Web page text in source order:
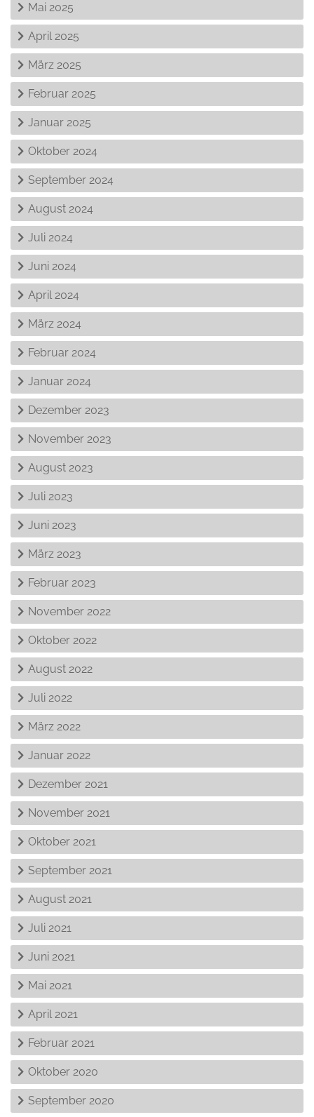
Mai 2025
April 2025
März 2025
Februar 2025
Januar 2025
Oktober 2024
September 2024
August 2024
Juli 2024
Juni 2024
April 2024
März 2024
Februar 2024
Januar 2024
Dezember 2023
November 2023
August 2023
Juli 2023
Juni 2023
März 2023
Februar 2023
November 2022
Oktober 2022
August 2022
Juli 2022
März 2022
Januar 2022
Dezember 2021
November 2021
Oktober 2021
September 2021
August 2021
Juli 2021
Juni 2021
Mai 2021
April 2021
Februar 2021
Oktober 2020
September 2020